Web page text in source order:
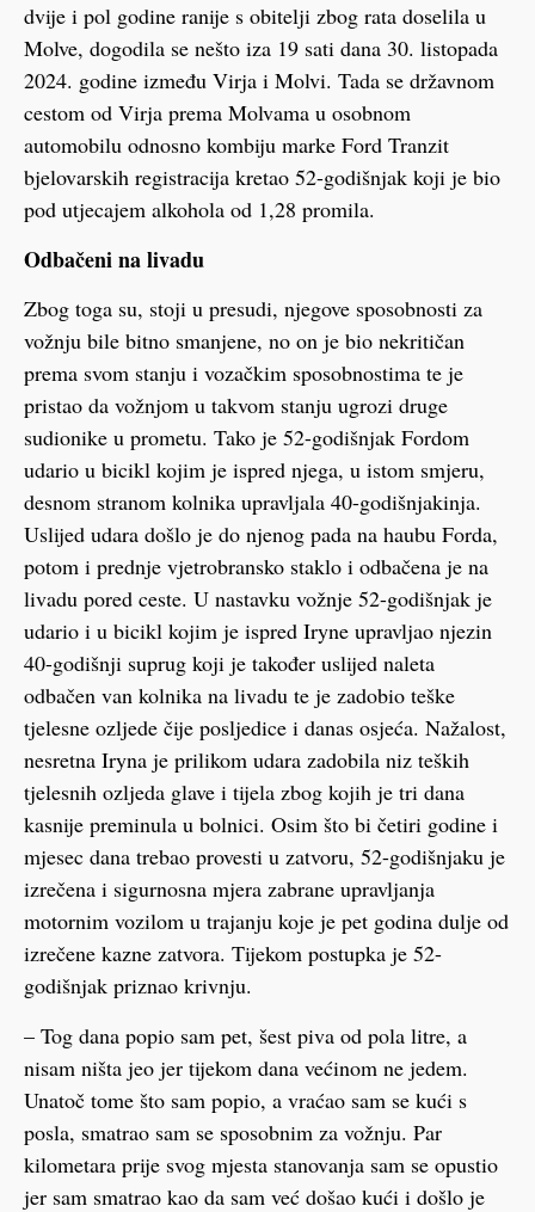
dvije i pol godine ranije s obitelji zbog rata doselila u
Molve, dogodila se nešto iza 19 sati dana 30. listopada
2024. godine između Virja i Molvi. Tada se državnom
cestom od Virja prema Molvama u osobnom
automobilu odnosno kombiju marke Ford Tranzit
bjelovarskih registracija kretao 52-godišnjak koji je bio
pod utjecajem alkohola od 1,28 promila.
Odbačeni na livadu
Zbog toga su, stoji u presudi, njegove sposobnosti za
vožnju bile bitno smanjene, no on je bio nekritičan
prema svom stanju i vozačkim sposobnostima te je
pristao da vožnjom u takvom stanju ugrozi druge
sudionike u prometu. Tako je 52-godišnjak Fordom
udario u bicikl kojim je ispred njega, u istom smjeru,
desnom stranom kolnika upravljala 40-godišnjakinja.
Uslijed udara došlo je do njenog pada na haubu Forda,
potom i prednje vjetrobransko staklo i odbačena je na
livadu pored ceste. U nastavku vožnje 52-godišnjak je
udario i u bicikl kojim je ispred Iryne upravljao njezin
40-godišnji suprug koji je također uslijed naleta
odbačen van kolnika na livadu te je zadobio teške
tjelesne ozljede čije posljedice i danas osjeća. Nažalost,
nesretna Iryna je prilikom udara zadobila niz teških
tjelesnih ozljeda glave i tijela zbog kojih je tri dana
kasnije preminula u bolnici. Osim što bi četiri godine i
mjesec dana trebao provesti u zatvoru, 52-godišnjaku je
izrečena i sigurnosna mjera zabrane upravljanja
motornim vozilom u trajanju koje je pet godina dulje od
izrečene kazne zatvora. Tijekom postupka je 52-
godišnjak priznao krivnju.
– Tog dana popio sam pet, šest piva od pola litre, a
nisam ništa jeo jer tijekom dana većinom ne jedem.
Unatoč tome što sam popio, a vraćao sam se kući s
posla, smatrao sam se sposobnim za vožnju. Par
kilometara prije svog mjesta stanovanja sam se opustio
jer sam smatrao kao da sam već došao kući i došlo je